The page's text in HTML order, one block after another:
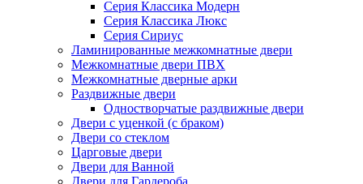
Серия Классика Модерн
Серия Классика Люкс
Серия Сириус
Ламинированные межкомнатные двери
Межкомнатные двери ПВХ
Межкомнатные дверные арки
Раздвижные двери
Одностворчатые раздвижные двери
Двери с уценкой (с браком)
Двери со стеклом
Царговые двери
Двери для Ванной
Двери для Гардероба